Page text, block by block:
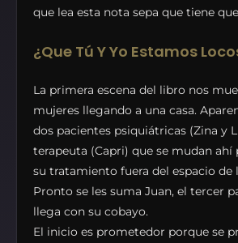
que lea esta nota sepa que tiene
¿Que Tú Y Yo Estamos
La primera escena del libro nos
mujeres llegando a una casa.
dos pacientes psiquiátricas (Zina y
terapeuta (Capri) que se mudan ahí
su tratamiento fuera del espacio de
Pronto se les suma Juan, el tercer
llega con su cobayo.
El inicio es prometedor porque se